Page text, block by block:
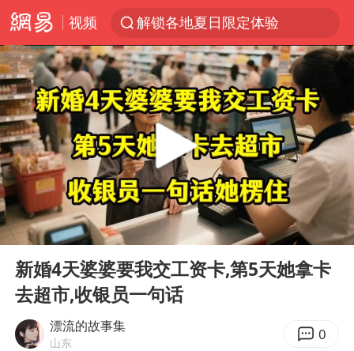
视频
台风白海豚闭眼浙江上海处于危险半圆
香港宏福苑火灾或由烟头引起
网约车司机充电时猝死保险拒赔
中国父女泰国骑摩托车坠崖1死1伤
白海豚将正面袭击贯穿浙江
周末打虎 宋致远被查
温州发布告全体市民书：非必要不外出
刘浩存百花奖开幕式红裙起舞
郑丽文：台湾从来没有“独立”过
万岁山接盘烂尾恒大文旅城
Play
00:00 25:24
新婚4天婆婆要我交工资卡,第5天她拿卡
去超市,收银员一句话
漂流的故事集
山东 0